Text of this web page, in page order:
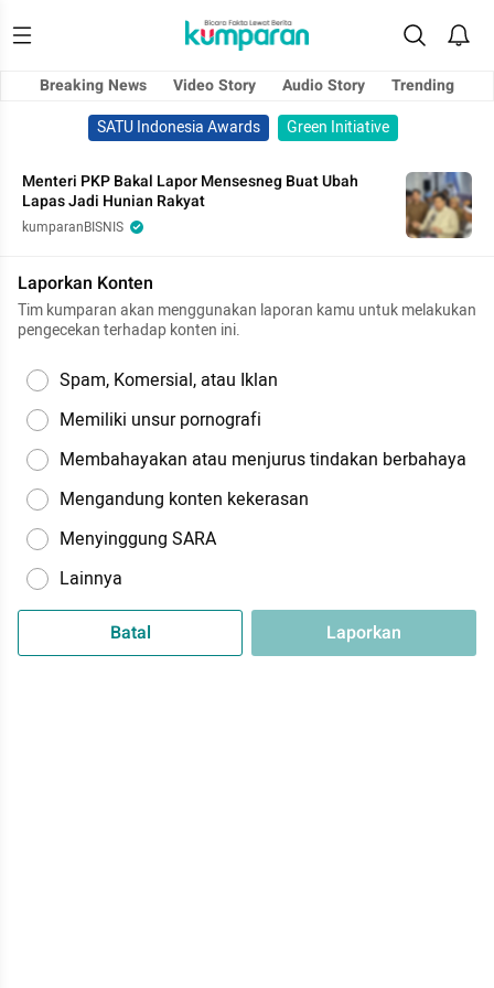
Breaking News Video Story Audio Story
Trending
SATU Indonesia Awards
Green Initiative
Menteri PKP Bakal Lapor Mensesneg Buat Ubah
Lapas Jadi Hunian Rakyat
kumparanBISNIS
Laporkan Konten
Tim kumparan akan menggunakan laporan kamu untuk melakukan
pengecekan terhadap konten ini.
Spam, Komersial, atau Iklan
Memiliki unsur pornografi
Membahayakan atau menjurus tindakan berbahaya
Mengandung konten kekerasan
Menyinggung SARA
Lainnya
Batal Laporkan